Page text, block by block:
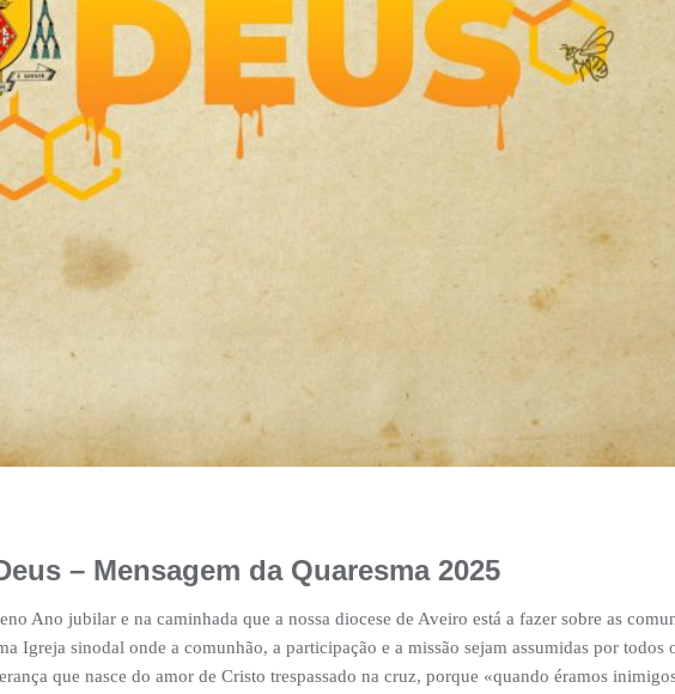
– Mensagem da Quaresma 2025
Ano jubilar e na caminhada que a nossa diocese de Aveiro está a fazer sobre as
Igreja sinodal onde a comunhão, a participação e a missão sejam assumidas por todos
que nasce do amor de Cristo trespassado na cruz, porque «quando éramos